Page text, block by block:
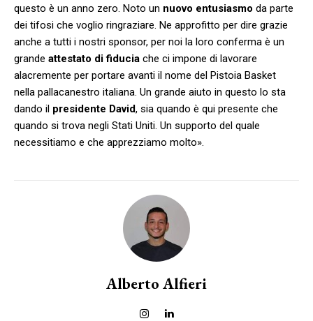
questo è un anno zero. Noto un nuovo entusiasmo da parte
dei tifosi che voglio ringraziare. Ne approfitto per dire grazie
anche a tutti i nostri sponsor, per noi la loro conferma è un
grande attestato di fiducia che ci impone di lavorare
alacremente per portare avanti il nome del Pistoia Basket
nella pallacanestro italiana. Un grande aiuto in questo lo sta
dando il presidente David, sia quando è qui presente che
quando si trova negli Stati Uniti. Un supporto del quale
necessitiamo e che apprezziamo molto».
Alberto Alfieri